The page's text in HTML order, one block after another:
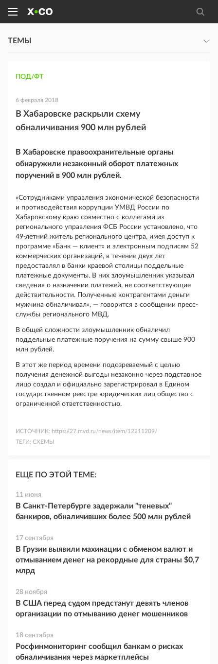
ТЕМЫ
ПОД/ФТ
6 февраля 2018
В Хабаровске раскрыли схему
обналичивания 900 млн рублей
В Хабаровске правоохранительные органы
обнаружили незаконный оборот платежных
поручений в 900 млн рублей.
«Сотрудниками управления экономической безопасности
и противодействия коррупции УМВД России по
Хабаровскому краю совместно с коллегами из
регионального управления ФСБ России установлено, что
49-летний житель регионального центра, имея доступ к
программе «Банк — клиент» и электронным подписям 52
коммерческих организаций, в течение двух лет
предоставлял в банки краевой столицы поддельные
платежные документы. В них злоумышленник указывал
сведения о назначении платежей, не соответствующие
действительности. Полученные контрагентами деньги
мужчина обналичивал», — говорится в сообщении пресс-
службы регионального МВД.
В общей сложности злоумышленник обналичил
поддельные платежные поручения на сумму свыше 900
млн рублей.
В этот же период времени подозреваемый с целью
получения денежной выгоды незаконно через подставное
лицо создал и официально зарегистрировал в Едином
государственном реестре юридических лиц общество с
ограниченной ответственностью.
ИСТОЧНИК: https://27.mvd.ru/news/item/12211209/
ТЕГИ: СХЕМЫ
ЕЩЕ ПО ЭТОЙ ТЕМЕ:
11 июня
В Санкт-Петербурге задержали "теневых"
банкиров, обналичивших более 500 млн рублей
17 сентября
В Грузии выявили махинации с обменом валют и
отмыванием денег на рекордные для страны $0,7
млрд
28 ноября
В США перед судом предстанут девять членов
организации по отмыванию денег мошенников
18 сентября
Росфинмониторинг сообщил банкам о рисках
обналичивания через маркетплейсы